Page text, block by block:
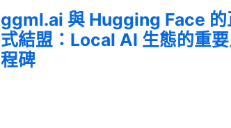
ggml.ai 與 Hugging Face 的
式結盟：Local AI 生態的重
程碑